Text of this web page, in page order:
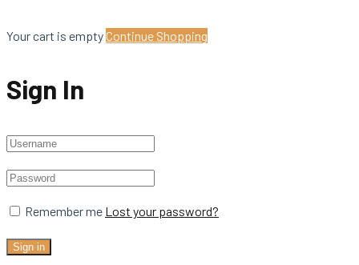
Your cart is emptyContinue Shopping
Sign In
Remember me Lost your password?
Sign in